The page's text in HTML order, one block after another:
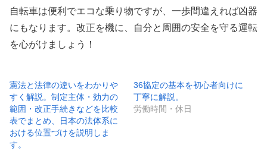
自転車は便利でエコな乗り物ですが、一歩間違えれば凶器
にもなります。改正を機に、自分と周囲の安全を守る運転
を心がけましょう！
憲法と法律の違いをわかりや
すく解説。制定主体・効力の
範囲・改正手続きなどを比較
表でまとめ、日本の法体系に
おける位置づけを説明しま
す。
36協定の基本を初心者向けに
丁寧に解説。
労働時間・休日